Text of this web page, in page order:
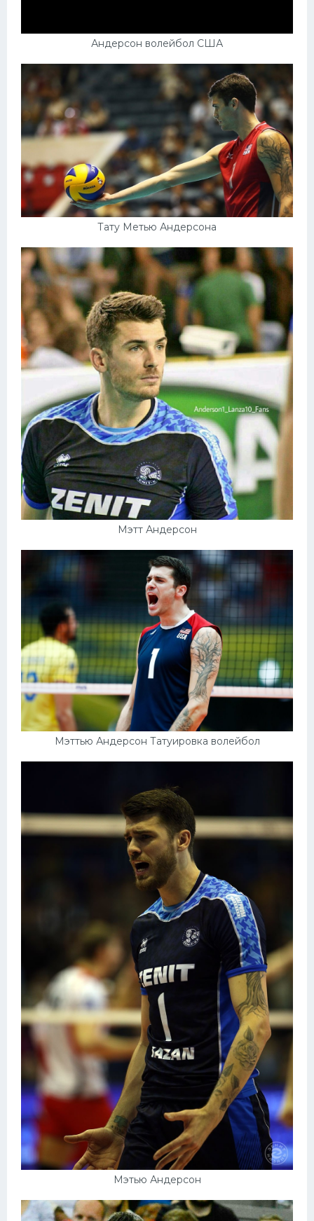
Андерсон волейбол США
Тату Метью Андерсона
Мэтт Андерсон
Мэттью Андерсон Татуировка волейбол
Мэтью Андерсон